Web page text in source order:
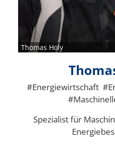
Thomas Holy
#Energiewirtschaft
Spezialist für